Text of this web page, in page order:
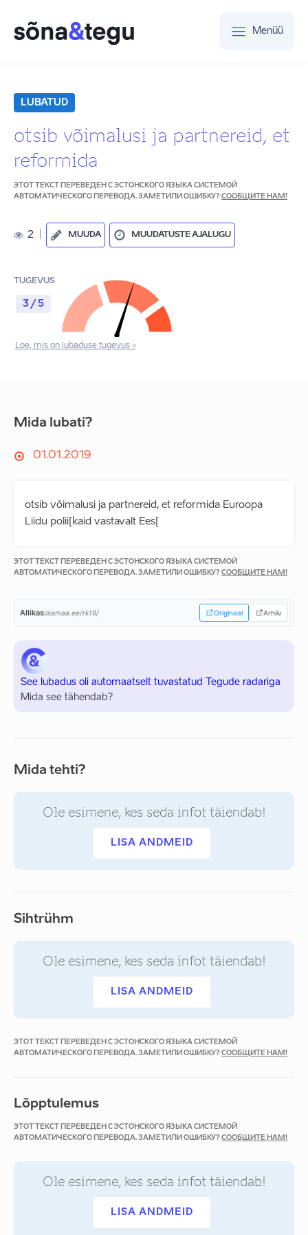
Menüü
LUBATUD
otsib võimalusi ja partnereid, et
reformida
ЭТОТ ТЕКСТ ПЕРЕВЕДЕН С ЭСТОНСКОГО ЯЗЫКА СИСТЕМОЙ
АВТОМАТИЧЕСКОГО ПЕРЕВОДА. ЗАМЕТИЛИ ОШИБКУ? СООБЩИТЕ НАМ!
2 MUUDA MUUDATUSTE AJALUGU
TUGEVUS
3 / 5
Loe, mis on lubaduse tugevus >
Mida lubati?
01.01.2019
otsib võimalusi ja partnereid, et reformida Euroopa
Liidu polii[kaid vastavalt Ees[
ЭТОТ ТЕКСТ ПЕРЕВЕДЕН С ЭСТОНСКОГО ЯЗЫКА СИСТЕМОЙ
АВТОМАТИЧЕСКОГО ПЕРЕВОДА. ЗАМЕТИЛИ ОШИБКУ? СООБЩИТЕ НАМ!
Allikas:isamaa.ee/rk19/ Originaal Arhiiv
See lubadus oli automaatselt tuvastatud Tegude radariga
Mida see tähendab?
Mida tehti?
Ole esimene, kes seda infot täiendab!
LISA ANDMEID
Sihtrühm
Ole esimene, kes seda infot täiendab!
LISA ANDMEID
ЭТОТ ТЕКСТ ПЕРЕВЕДЕН С ЭСТОНСКОГО ЯЗЫКА СИСТЕМОЙ
АВТОМАТИЧЕСКОГО ПЕРЕВОДА. ЗАМЕТИЛИ ОШИБКУ? СООБЩИТЕ НАМ!
Lõpptulemus
ЭТОТ ТЕКСТ ПЕРЕВЕДЕН С ЭСТОНСКОГО ЯЗЫКА СИСТЕМОЙ
АВТОМАТИЧЕСКОГО ПЕРЕВОДА. ЗАМЕТИЛИ ОШИБКУ? СООБЩИТЕ НАМ!
Ole esimene, kes seda infot täiendab!
LISA ANDMEID